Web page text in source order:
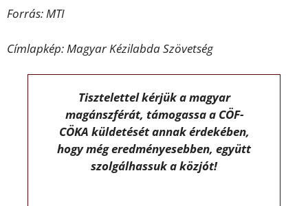
Forrás: MTI
Címlapkép: Magyar Kézilabda Szövetség
Tisztelettel kérjük a magyar
magánszférát, támogassa a CÖF-
CÖKA küldetését annak érdekében,
hogy még eredményesebben, együtt
szolgálhassuk a közjót!